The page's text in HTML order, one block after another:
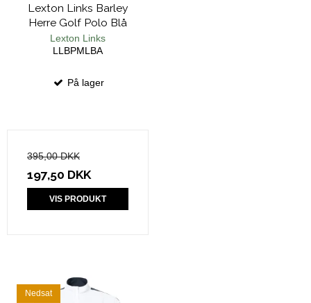
Lexton Links Barley
Herre Golf Polo Blå
Lexton Links
LLBPMLBA
På lager
395,00 DKK
197,50 DKK
VIS PRODUKT
Nedsat